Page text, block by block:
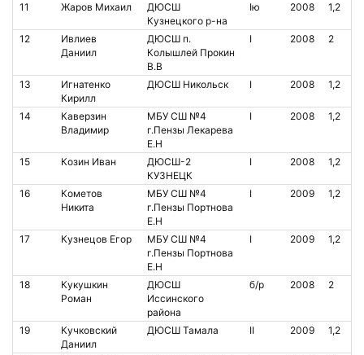
11 Жаров Михаил
ДЮСШ
Кузнецкого р-на
Iю 2008 1,2
12
Ивлиев
Даниил
ДЮСШ п.
Колышлей Прокин
В.В
I 2008 2
13
Игнатенко
Кирилл
ДЮСШ Никольск I 2008 1,2
14
Каверзин
Владимир
МБУ СШ №4
г.Пензы Лекарева
Е.Н
I 2008 1,2
15 Козин Иван
ДЮСШ-2
КУЗНЕЦК
I 2008 1,2
16
Кометов
Никита
МБУ СШ №4
г.Пензы Портнова
Е.Н
I 2009 1,2
17 Кузнецов Егор
МБУ СШ №4
г.Пензы Портнова
Е.Н
I 2009 1,2
18
Кукушкин
Роман
ДЮСШ
Иссинского
района
б/р 2008 2
19
Кучковский
Даниил
ДЮСШ Тамала II 2009 1,2